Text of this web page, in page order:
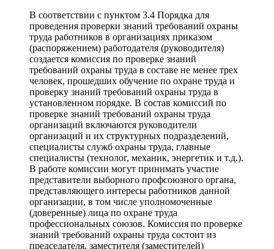
В соответствии с пунктом 3.4 Порядка для
проведения проверки знаний требований охраны
труда работников в организациях приказом
(распоряжением) работодателя (руководителя)
создается комиссия по проверке знаний
требований охраны труда в составе не менее трех
человек, прошедших обучение по охране труда и
проверку знаний требований охраны труда в
установленном порядке. В состав комиссий по
проверке знаний требований охраны труда
организаций включаются руководители
организаций и их структурных подразделений,
специалисты служб охраны труда, главные
специалисты (технолог, механик, энергетик и т.д.).
В работе комиссии могут принимать участие
представители выборного профсоюзного органа,
представляющего интересы работников данной
организации, в том числе уполномоченные
(доверенные) лица по охране труда
профессиональных союзов. Комиссия по проверке
знаний требований охраны труда состоит из
председателя, заместителя (заместителей)